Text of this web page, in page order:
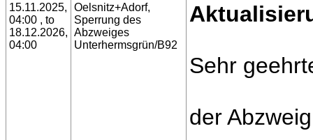
15.11.2025,
04:00 , to
18.12.2026,
04:00
Oelsnitz+Adorf,
Sperrung des
Abzweiges
Unterhermsgrün/B92
Sehr
der